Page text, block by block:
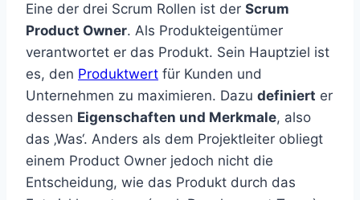
Eine der drei Scrum Rollen ist der Scrum
Product Owner. Als Produkteigentümer
verantwortet er das Produkt. Sein Hauptziel ist
es, den Produktwert für Kunden und
Unternehmen zu maximieren. Dazu definiert er
dessen Eigenschaften und Merkmale, also
das ‚Was‘. Anders als dem Projektleiter obliegt
einem Product Owner jedoch nicht die
Entscheidung, wie das Produkt durch das